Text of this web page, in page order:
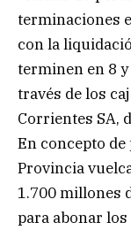
terminaciones
con la
terminen en 8
través de los
Corrientes SA,
En concepto
Provincia
1.700 millones
para abonar